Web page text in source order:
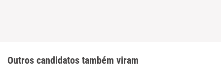
Outros candidatos também viram